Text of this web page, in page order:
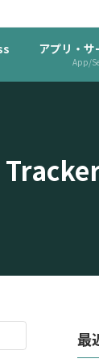
アプリ・
App/
最